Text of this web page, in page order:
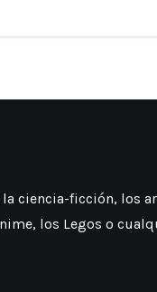
ciencia-ficción, los
los Legos o